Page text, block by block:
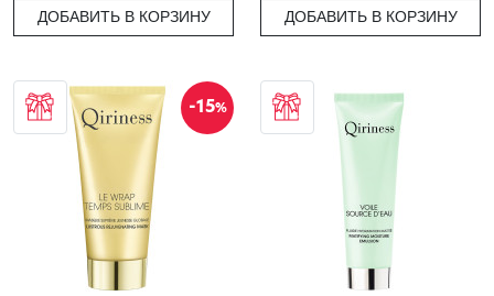
ДОБАВИТЬ В КОРЗИНУ ДОБАВИТЬ В КОРЗИНУ
-15%